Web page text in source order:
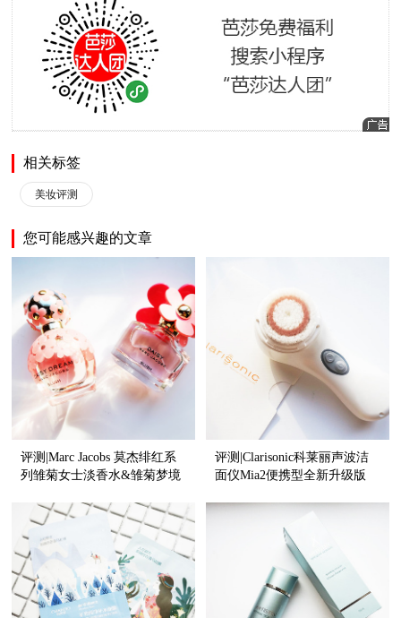
相关标签
美妆评测
您可能感兴趣的文章
评测|Marc Jacobs 莫杰绯红系
列雏菊女士淡香水&雏菊梦境
评测|Clarisonic科莱丽声波洁
面仪Mia2便携型全新升级版